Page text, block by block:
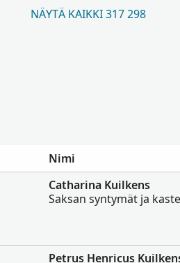
NÄYTÄ KAIKKI 317 298
Nimi
Catharina Kuilkens
Saksan syntymät ja
Petrus Henricus